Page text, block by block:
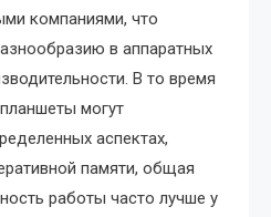
компаниями, что
в аппаратных
В то время
могут
аспектах,
памяти, общая
работы часто лучше у